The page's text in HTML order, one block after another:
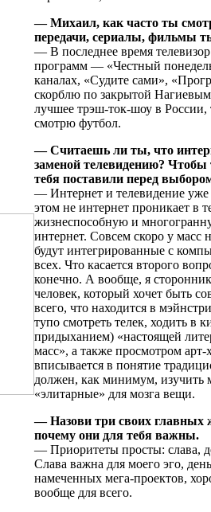
— Михаил, как часто ты
передачи, сериалы, фильмы
— В последнее время
программ — «Честный
каналах, «Судите сами»,
скорблю по закрытой
лучшее трэш-ток-шоу в России,
смотрю футбол.
— Считаешь ли ты, что
заменой телевидению?
тебя поставили перед
— Интернет и телевидение
этом не интернет проникает в
жизнеспособную и
интернет. Совсем скоро у масс
будут интегрированные с
всех. Что касается второго
конечно. А вообще, я
человек, который хочет быть
всего, что находится в
тупо смотреть телек, ходить в
придыханием) «настоящей
масс», а также просмотром
вписывается в понятие
должен, как минимум, изучить
«элитарные» для мозга вещи.
— Назови три своих главных
почему они для тебя важны.
— Приоритеты просты: слава,
Слава важна для моего эго,
намеченных мега-проектов,
вообще для всего.